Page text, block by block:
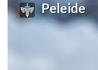
Peleide